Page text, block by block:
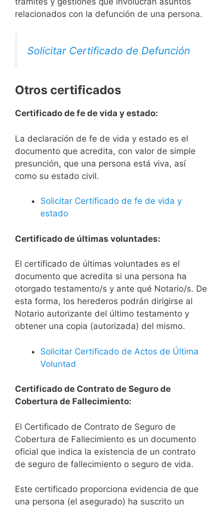
relacionados con la defunción de una persona.
Solicitar Certificado de Defunción
Otros certificados
Certificado de fe de vida y estado:
La declaración de fe de vida y estado es el
documento que acredita, con valor de simple
presunción, que una persona está viva, así
como su estado civil.
Solicitar Certificado de fe de vida y
estado
Certificado de últimas voluntades:
El certificado de últimas voluntades es el
documento que acredita si una persona ha
otorgado testamento/s y ante qué Notario/s. De
esta forma, los herederos podrán dirigirse al
Notario autorizante del último testamento y
obtener una copia (autorizada) del mismo.
Solicitar Certificado de Actos de Última
Voluntad
Certificado de Contrato de Seguro de
Cobertura de Fallecimiento:
El Certificado de Contrato de Seguro de
Cobertura de Fallecimiento es un documento
oficial que indica la existencia de un contrato
de seguro de fallecimiento o seguro de vida.
Este certificado proporciona evidencia de que
una persona (el asegurado) ha suscrito un